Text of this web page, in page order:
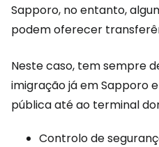
Sapporo, no entanto,
podem oferecer
Neste caso, tem sempre
imigração já em Sapporo
pública até ao terminal
Controlo de